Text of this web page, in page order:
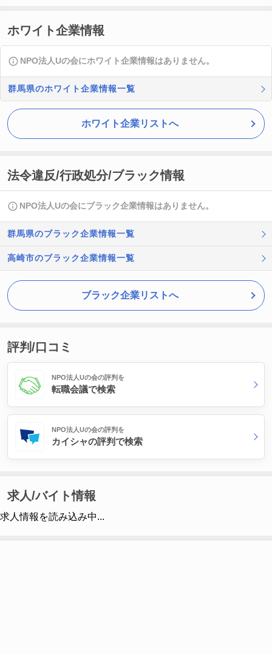
ホワイト企業情報
NPO法人Uの会にホワイト企業情報はありません。
群馬県のホワイト企業情報一覧
ホワイト企業リストへ
法令違反/行政処分/ブラック情報
NPO法人Uの会にブラック企業情報はありません。
群馬県のブラック企業情報一覧
高崎市のブラック企業情報一覧
ブラック企業リストへ
評判/口コミ
NPO法人Uの会の評判を
転職会議で検索
NPO法人Uの会の評判を
カイシャの評判で検索
求人/バイト情報
求人情報を読み込み中...